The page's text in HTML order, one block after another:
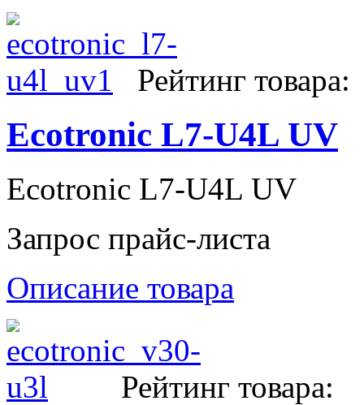
Рейтинг товара:
Ecotronic L7-U4L UV
Ecotronic L7-U4L UV
Запрос прайс-листа
Описание товара
Рейтинг товара: